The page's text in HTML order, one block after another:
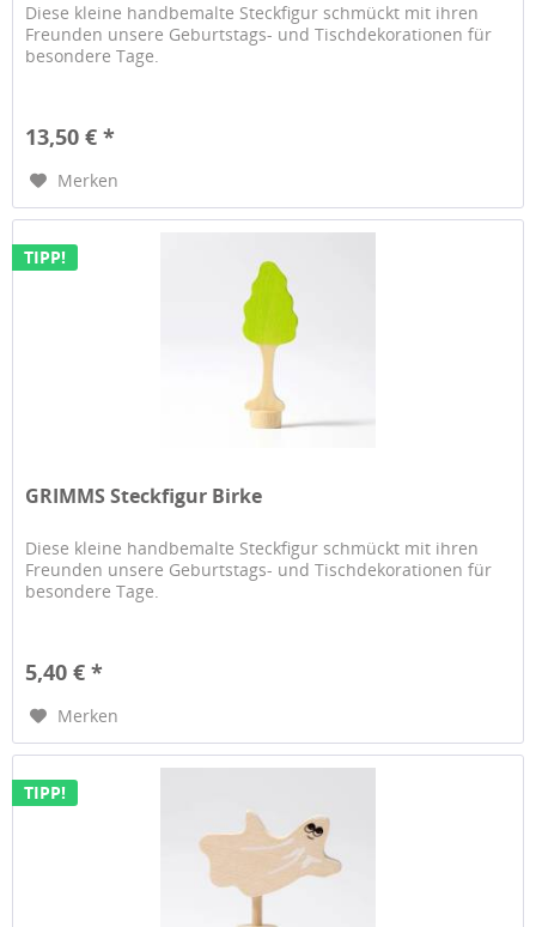
Diese kleine handbemalte Steckfigur schmückt mit ihren
Freunden unsere Geburtstags- und Tischdekorationen für
besondere Tage.
13,50 € *
Merken
TIPP!
GRIMMS Steckfigur Birke
Diese kleine handbemalte Steckfigur schmückt mit ihren
Freunden unsere Geburtstags- und Tischdekorationen für
besondere Tage.
5,40 € *
Merken
TIPP!